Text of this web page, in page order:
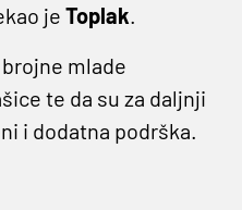
je Toplak.
mlade
te da su za daljnji
i dodatna podrška.